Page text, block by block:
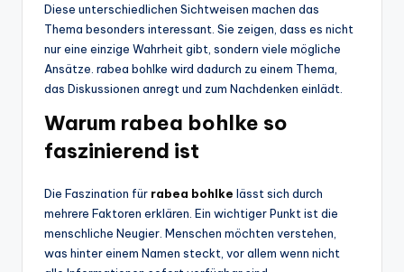
Diese unterschiedlichen Sichtweisen machen das
Thema besonders interessant. Sie zeigen, dass es nicht
nur eine einzige Wahrheit gibt, sondern viele mögliche
Ansätze. rabea bohlke wird dadurch zu einem Thema,
das Diskussionen anregt und zum Nachdenken einlädt.
Warum rabea bohlke so
faszinierend ist
Die Faszination für rabea bohlke lässt sich durch
mehrere Faktoren erklären. Ein wichtiger Punkt ist die
menschliche Neugier. Menschen möchten verstehen,
was hinter einem Namen steckt, vor allem wenn nicht